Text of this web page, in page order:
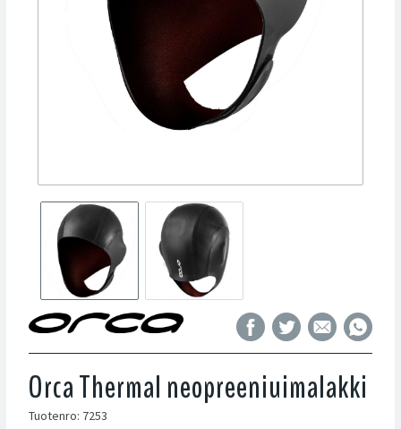
Orca Thermal neopreeniuimalakki
Tuotenro: 7253